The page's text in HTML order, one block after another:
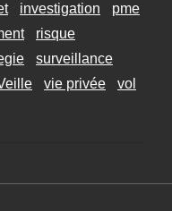
investigation
pme
risque
surveillance
vie privée
vol